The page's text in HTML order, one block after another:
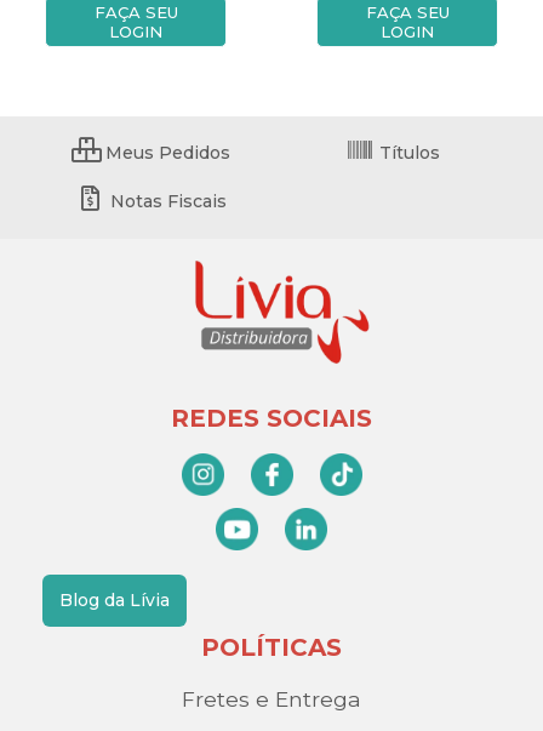
FAÇA SEU
LOGIN
FAÇA SEU
LOGIN
Meus Pedidos Títulos
Notas Fiscais
REDES SOCIAIS
Blog da Lívia
POLÍTICAS
Fretes e Entrega